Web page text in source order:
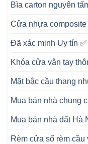
Bìa carton nguyên
Cửa nhựa composite
Đã xác minh Uy tín ✅
Khóa cửa vân tay
Mặt bậc cầu thang
Mua bán nhà chung
Mua bán nhà đất Hà
Rèm cửa sổ rèm cầu